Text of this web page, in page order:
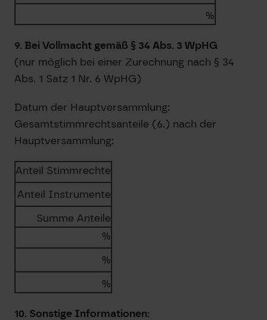
%
9. Bei Vollmacht gemäß § 34 Abs. 3 WpHG
(nur möglich bei einer Zurechnung nach § 34
Abs. 1 Satz 1 Nr. 6 WpHG)
Datum der Hauptversammlung:
Gesamtstimmrechtsanteile (6.) nach der
Hauptversammlung:
Anteil Stimmrechte
Anteil Instrumente
Summe Anteile
%
%
%
10. Sonstige Informationen: